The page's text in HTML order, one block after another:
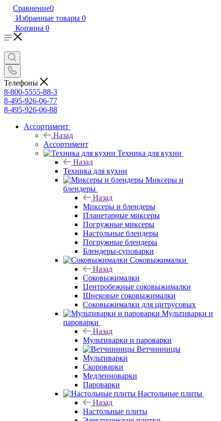
Сравнение0
Избранные товары 0
Корзина 0
Телефоны
8-800-5555-88-3
8-495-926-06-77
8-495-926-06-88
Ассортимент
Назад
Ассортимент
Техника для кухни
Назад
Техника для кухни
Миксеры и
блендеры
Назад
Миксеры и блендеры
Планетарные миксеры
Погружные миксеры
Настольные блендеры
Погружные блендеры
Блендеры-суповарки
Соковыжималки
Назад
Соковыжималки
Центробежные соковыжималки
Шнековые соковыжималки
Соковыжималки для цитрусовых
Мультиварки и
пароварки
Назад
Мультиварки и пароварки
Ветчинницы
Мультиварки
Скороварки
Медленноварки
Пароварки
Настольные плиты
Назад
Настольные плиты